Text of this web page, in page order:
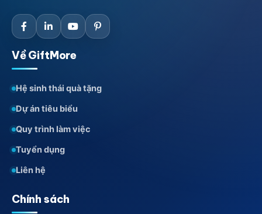
Về GiftMore
Hệ sinh thái quà tặng
Dự án tiêu biểu
Quy trình làm việc
Tuyển dụng
Liên hệ
Chính sách